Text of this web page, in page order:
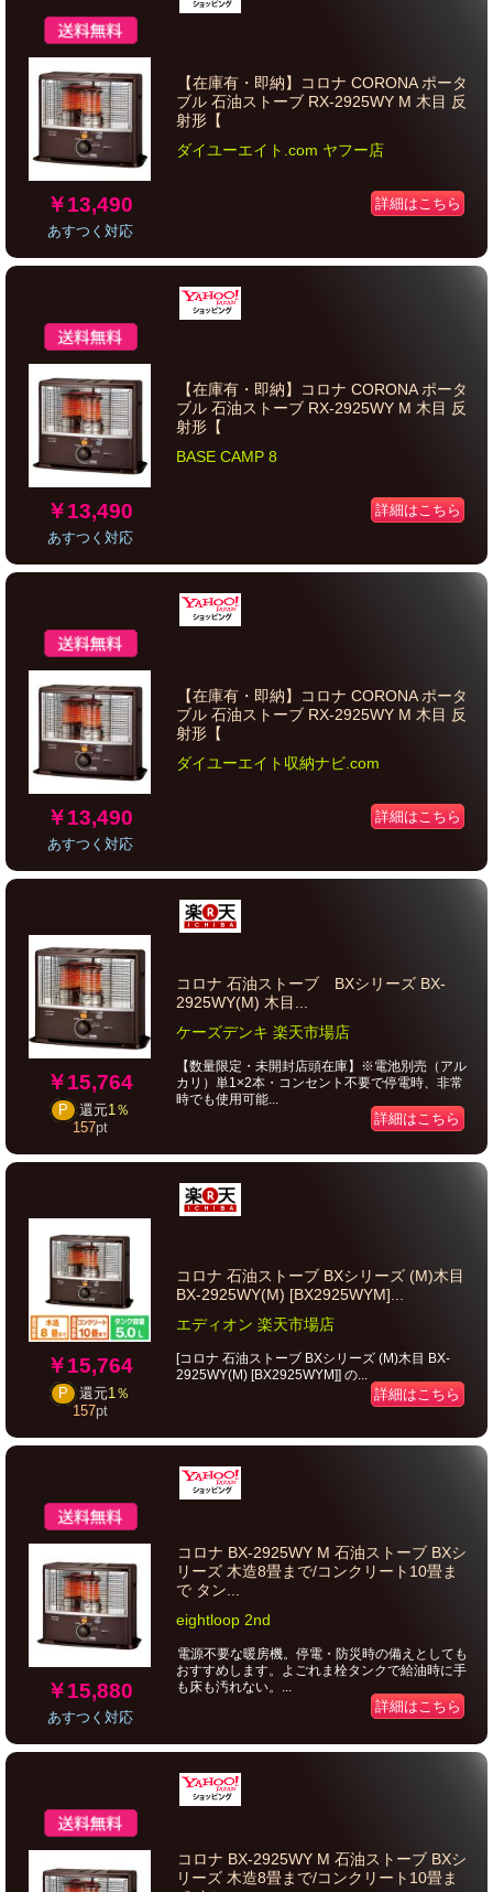
￥13,490
あすつく対応
【在庫有・即納】コロナ CORONA ポータ
ブル 石油ストーブ RX-2925WY M 木目 反
射形【
ダイユーエイト.com ヤフー店
詳細はこちら
￥13,490
あすつく対応
【在庫有・即納】コロナ CORONA ポータ
ブル 石油ストーブ RX-2925WY M 木目 反
射形【
BASE CAMP 8
詳細はこちら
￥13,490
あすつく対応
【在庫有・即納】コロナ CORONA ポータ
ブル 石油ストーブ RX-2925WY M 木目 反
射形【
ダイユーエイト収納ナビ.com
詳細はこちら
￥15,764
P 還元1％
157pt
コロナ 石油ストーブ BXシリーズ BX-
2925WY(M) 木目...
ケーズデンキ 楽天市場店
【数量限定・未開封店頭在庫】※電池別売（アル
カリ）単1×2本・コンセント不要で停電時、非常
時でも使用可能...
詳細はこちら
￥15,764
P 還元1％
157pt
コロナ 石油ストーブ BXシリーズ (M)木目
BX-2925WY(M) [BX2925WYM]...
エディオン 楽天市場店
[コロナ 石油ストーブ BXシリーズ (M)木目 BX-
2925WY(M) [BX2925WYM]] の...
詳細はこちら
￥15,880
あすつく対応
コロナ BX-2925WY M 石油ストーブ BXシ
リーズ 木造8畳まで/コンクリート10畳ま
で タン...
eightloop 2nd
電源不要な暖房機。停電・防災時の備えとしても
おすすめします。よごれま栓タンクで給油時に手
も床も汚れない。...
詳細はこちら
コロナ BX-2925WY M 石油ストーブ BXシ
リーズ 木造8畳まで/コンクリート10畳ま